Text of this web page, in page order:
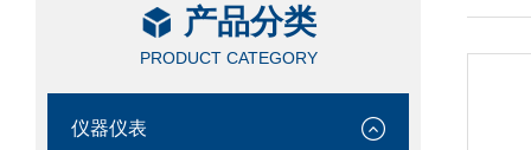
产品分类
PRODUCT CATEGORY
仪器仪表
/